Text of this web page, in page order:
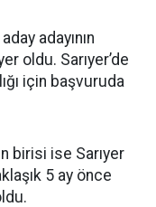
adayının
oldu. Sarıyer’de
için başvuruda
birisi ise Sarıyer
5 ay önce